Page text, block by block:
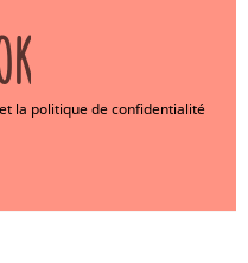
la politique de confidentialité